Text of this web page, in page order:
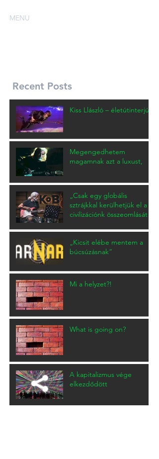
MENU
Recent Posts
Kiss Llászló – életútinterjú
Megengedhetem
magamnak azt a luxust,
„Csak egy globális
sztrájkkal kerülhetjük el a
civilizációnk összeomlását -
„Kicsit elébe mentem a
búcsúzásnak”
Mi a helyzet?!
What is going on?
A kapitalizmus vége
elkezdődött